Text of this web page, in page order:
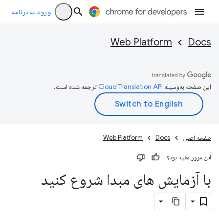
ورود به برنامه
Docs
Web Platform
این صفحه به‌وسیله ترجمه شده است.
صفحه اصلی Docs
Web Platform
این مرور مفید بود؟
با آزمایش های مبدا شروع کنید